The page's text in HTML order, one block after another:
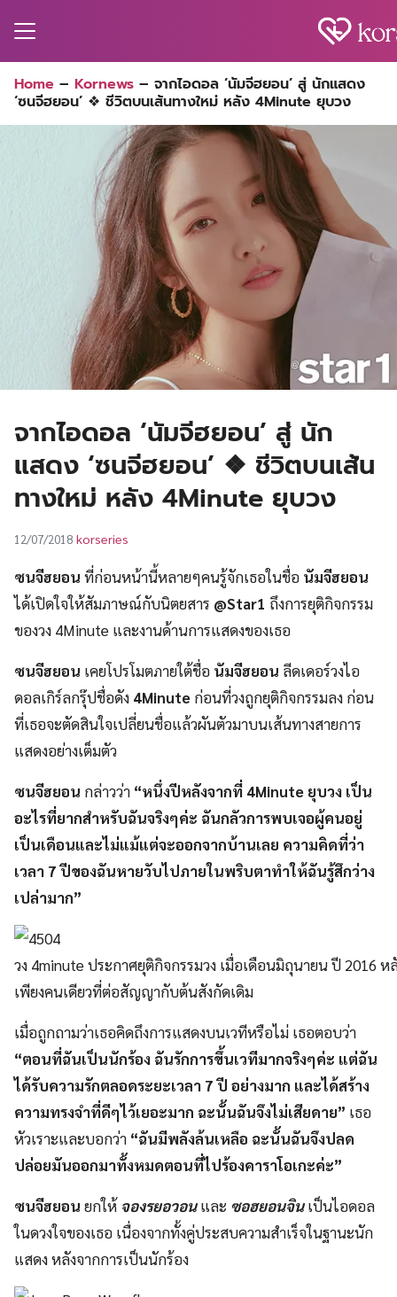
for:
Home – Kornews – จากไอดอล ‘นัมจีฮยอน’ สู่ นักแสดง
‘ซนจีฮยอน’ ❖ ชีวิตบนเส้นทางใหม่ หลัง 4Minute ยุบวง
จากไอดอล ‘นัมจีฮยอน’ สู่ นัก
แสดง ‘ซนจีฮยอน’ ❖ ชีวิตบนเส้น
ทางใหม่ หลัง 4Minute ยุบวง
12/07/2018 korseries
ซนจีฮยอน ที่ก่อนหน้านี้หลายๆคนรู้จักเธอในชื่อ นัมจีฮยอน
ได้เปิดใจให้สัมภาษณ์กับนิตยสาร @Star1 ถึงการยุติกิจกรรม
ของวง 4Minute และงานด้านการแสดงของเธอ
ซนจีฮยอน เคยโปรโมตภายใต้ชื่อ นัมจีฮยอน ลีดเดอร์วงไอ
ดอลเกิร์ลกรุ๊ปชื่อดัง 4Minute ก่อนที่วงถูกยุติกิจกรรมลง ก่อน
ที่เธอจะตัดสินใจเปลี่ยนชื่อแล้วผันตัวมาบนเส้นทางสายการ
แสดงอย่างเต็มตัว
ซนจีฮยอน กล่าวว่า “หนึ่งปีหลังจากที่ 4Minute ยุบวง เป็น
อะไรที่ยากสำหรับฉันจริงๆค่ะ ฉันกลัวการพบเจอผู้คนอยู่
เป็นเดือนและไม่แม้แต่จะออกจากบ้านเลย ความคิดที่ว่า
เวลา 7 ปีของฉันหายวับไปภายในพริบตาทำให้ฉันรู้สึกว่าง
เปล่ามาก”
วง 4minute ประกาศยุติกิจกรรมวง เมื่อเดือนมิถุนายน ปี
เพียงคนเดียวที่ต่อสัญญากับต้นสังกัดเดิม
เมื่อถูกถามว่าเธอคิดถึงการแสดงบนเวทีหรือไม่ เธอตอบว่า
“ตอนที่ฉันเป็นนักร้อง ฉันรักการขึ้นเวทีมากจริงๆค่ะ แต่ฉัน
ได้รับความรักตลอดระยะเวลา 7 ปี อย่างมาก และได้สร้าง
ความทรงจำที่ดีๆไว้เยอะมาก ฉะนั้นฉันจึงไม่เสียดาย” เธอ
หัวเราะและบอกว่า “ฉันมีพลังล้นเหลือ ฉะนั้นฉันจึงปลด
ปล่อยมันออกมาทั้งหมดตอนที่ไปร้องคาราโอเกะค่ะ”
ซนจีฮยอน ยกให้ จองรยอวอนและ ซอฮยอนจินเป็นไอดอล
ในดวงใจของเธอ เนื่องจากทั้งคู่ประสบความสำเร็จในฐานะนัก
แสดง หลังจากการเป็นนักร้อง